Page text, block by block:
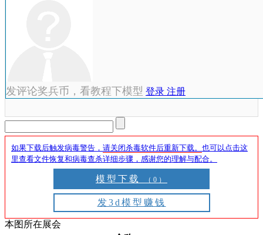
发评论奖兵币，看教程下模型 登录 注册
如果下载后触发病毒警告， 请关闭杀毒软件后重新下载。 也可以点击这
里查看文件恢复和病毒查杀详细步骤，感谢您的理解与配合。
模型下载 （0）
发3d模型赚钱
本图所在展会